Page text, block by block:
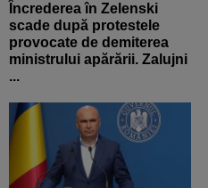
Încrederea în Zelenski
scade după protestele
provocate de demiterea
ministrului apărării. Zalujni
...